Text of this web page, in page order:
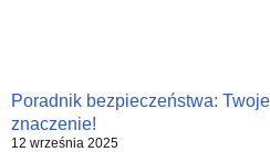
Poradnik bezpieczeństwa:
znaczenie!
12 września 2025